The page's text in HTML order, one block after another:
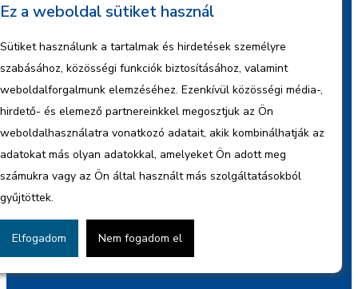
Jogi segítség
Villamoshálózati szolgáltatásaink
Hasznos linkek
Rólunk
Médiamegjelenések
Kalkulátor
Ez a weboldal sütiket használ
Sütiket használunk a tartalmak és hirdetések személyre
szabásához, közösségi funkciók biztosításához, valamint
weboldalforgalmunk elemzéséhez. Ezenkívül közösségi média-,
hirdető- és elemező partnereinkkel megosztjuk az Ön
weboldalhasználatra vonatkozó adatait, akik kombinálhatják az
adatokat más olyan adatokkal, amelyeket Ön adott meg
számukra vagy az Ön által használt más szolgáltatásokból
gyűjtöttek.
Elfogadom Nem fogadom el